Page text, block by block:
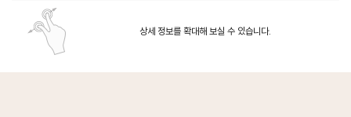
상세 정보를 확대해 보실 수 있습니다.